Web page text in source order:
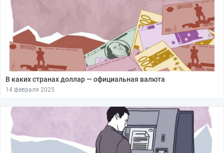
В каких странах доллар — официальная валюта
14 февраля 2025